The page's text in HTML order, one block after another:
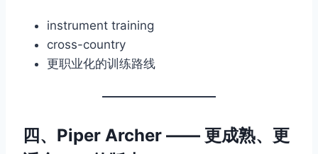
instrument training
cross-country
更职业化的训练路线
四、Piper Archer —— 更成熟、更